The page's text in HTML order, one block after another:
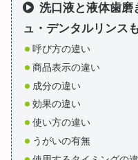
洗口液と液体歯磨
ュ・デンタルリンス
呼び方の違い
商品表示の違い
成分の違い
効果の違い
使い方の違い
うがいの有無